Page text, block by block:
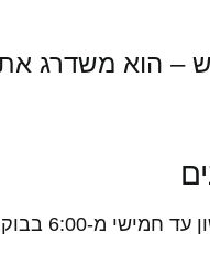
– הוא משדרג